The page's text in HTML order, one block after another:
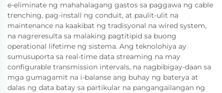
e-eliminate ng mahahalagang gastos sa paggawa ng cable
trenching, pag-install ng conduit, at paulit-ulit na
maintenance na kaakibat ng tradisyonal na wired system,
na nagreresulta sa malaking pagtitipid sa buong
operational lifetime ng sistema. Ang teknolohiya ay
sumusuporta sa real-time data streaming na may
configurable transmission intervals, na nagbibigay-daan sa
mga gumagamit na i-balanse ang buhay ng baterya at
dalas ng data batay sa partikular na pangangailangan ng